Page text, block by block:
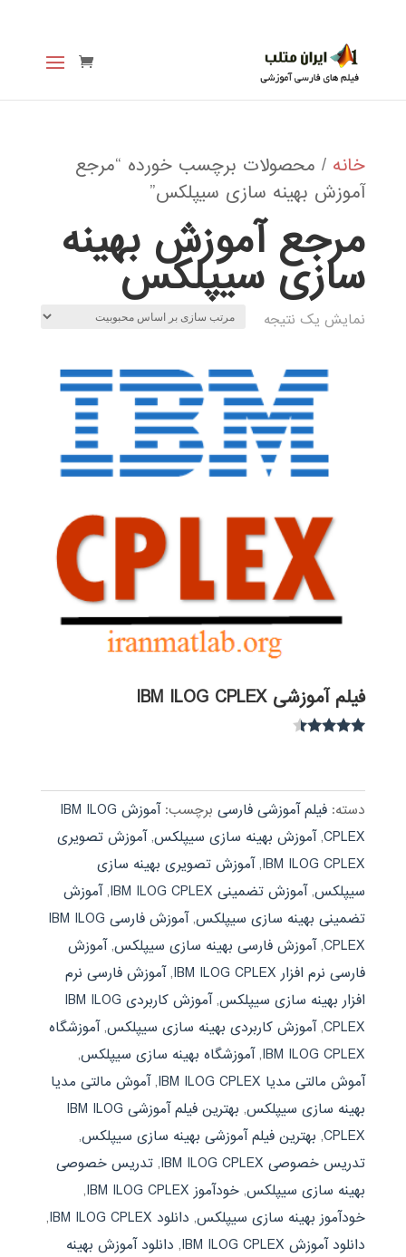
خانه / محصولات برچسب خورده “مرجع
آموزش بهینه سازی سیپلکس”
مرجع آموزش بهینه
سازی سیپلکس
نمایش یک نتیجه
فیلم آموزشی IBM ILOG CPLEX
دسته: فیلم آموزشی فارسی برچسب:
آموزش IBM ILOG
CPLEX
,آموزش بهینه سازی سیپلکس,آموزش تصویری
IBM ILOG CPLEX
,آموزش تصویری بهینه سازی
سیپلکس,آموزش تضمینی IBM ILOG CPLEX ,آموزش
تضمینی بهینه سازی سیپلکس,
آموزش فارسی IBM ILOG
CPLEX
,آموزش فارسی بهینه سازی سیپلکس,آموزش
فارسی نرم افزار IBM ILOG CPLEX
,آموزش فارسی نرم
افزار بهینه سازی سیپلکس,
آموزش کاربردی IBM ILOG
CPLEX
,آموزش کاربردی بهینه سازی سیپلکس,آموزشگاه
IBM ILOG CPLEX
,آموزشگاه بهینه سازی سیپلکس,
آموش مالتی مدیا IBM ILOG CPLEX
,آموش مالتی مدیا
بهینه سازی سیپلکس,
بهترین فیلم آموزشی IBM ILOG
CPLEX
, بهترین فیلم آموزشی بهینه سازی سیپلکس,
تدریس خصوصی IBM ILOG CPLEX
, تدریس خصوصی
بهینه سازی سیپلکس, خودآموز IBM ILOG CPLEX
,
خودآموز بهینه سازی سیپلکس, دانلود IBM ILOG CPLEX
,
دانلود آموزش IBM ILOG CPLEX
, دانلود آموزش بهینه